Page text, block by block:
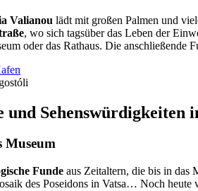
Valianou lädt mit großen Palmen und
, wo sich tagsüber das Leben der
oder das Rathaus. Die anschließende
und Sehenswürdigkeiten
Museum
Funde aus Zeitaltern, die bis in das
des Poseidons in Vatsa… Noch